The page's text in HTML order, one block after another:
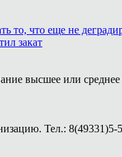
то, что еще не
закат
высшее или
Тел.: 8(49331)5-